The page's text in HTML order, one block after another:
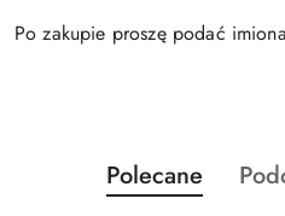
Po zakupie proszę podać
Pomiń karuzelę
Produkty
o
Polecane